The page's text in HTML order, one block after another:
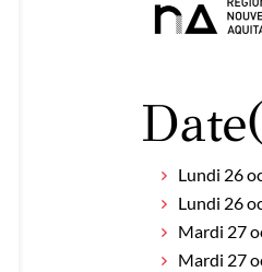
Lundi 26
Lundi 26
Mardi 27
Mardi 27